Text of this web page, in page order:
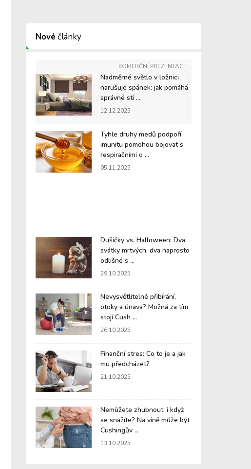
Nové články
KOMERČNÍ PREZENTACE
Nadměrné světlo v ložnici
narušuje spánek: jak pomáhá
správné stí ...
12.12.2025
Tyhle druhy medů podpoří
imunitu pomohou bojovat s
respiračními o ...
05.11.2025
Dušičky vs. Halloween: Dva
svátky mrtvých, dva naprosto
odlišné s ...
29.10.2025
Nevysvětlitelné přibírání,
otoky a únava? Možná za tím
stojí Cush ...
26.10.2025
Finanční stres: Co to je a jak
mu předcházet?
21.10.2025
Nemůžete zhubnout, i když
se snažíte? Na vině může být
Cushingův ...
13.10.2025